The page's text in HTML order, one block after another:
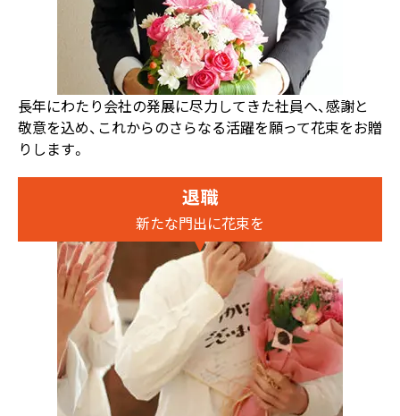
長年にわたり会社の発展に尽力してきた社員へ、感謝と
敬意を込め、これからのさらなる活躍を願って花束をお贈
りします。
退職
新たな門出に花束を